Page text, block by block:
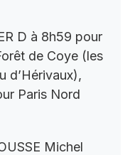
D à 8h59 pour
de Coye (les
d’Hérivaux),
Paris Nord
Michel